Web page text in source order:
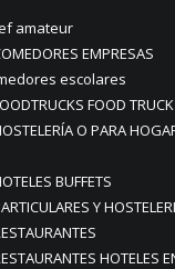
amateur
EMPRESAS
escolares
FOOD TRUCK
O PARA
BUFFETS
Y
HOTELES